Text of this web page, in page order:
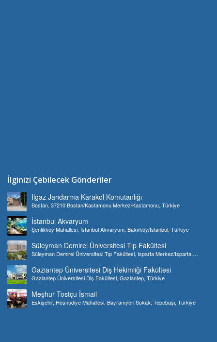
İlginizi Çebilecek Gönderiler
Ilgaz Jandarma Karakol Komutanlığı
Bostan, 37210 Bostan/Kastamonu Merkez/Kastamonu, Türkiye
İstanbul Akvaryum
Şenlikköy Mahallesi, İstanbul Akvaryum, Bakırköy/İstanbul, Türkiye
Süleyman Demirel Üniversitesi Tıp Fakültesi
Süleyman Demirel Üniversitesi Tıp Fakültesi, Isparta Merkez/Isparta,
Gaziantep Üniversitesi Diş Hekimliği Fakültesi
Gaziantep Üniversitesi Diş Fakültesi, Gaziantep, Türkiye
Meşhur Tostçu İsmail
Eskişehir, Hoşnudiye Mahallesi, Bayramyeri Sokak, Tepebaşı, Türkiye